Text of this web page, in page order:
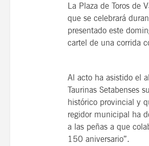
La Plaza de Toros de
que se celebrará
presentado este
cartel de una corrida
Al acto ha asistido el
Taurinas Setabenses
histórico provincial y
regidor municipal ha
a las peñas a que
150 aniversario”.
14
VER